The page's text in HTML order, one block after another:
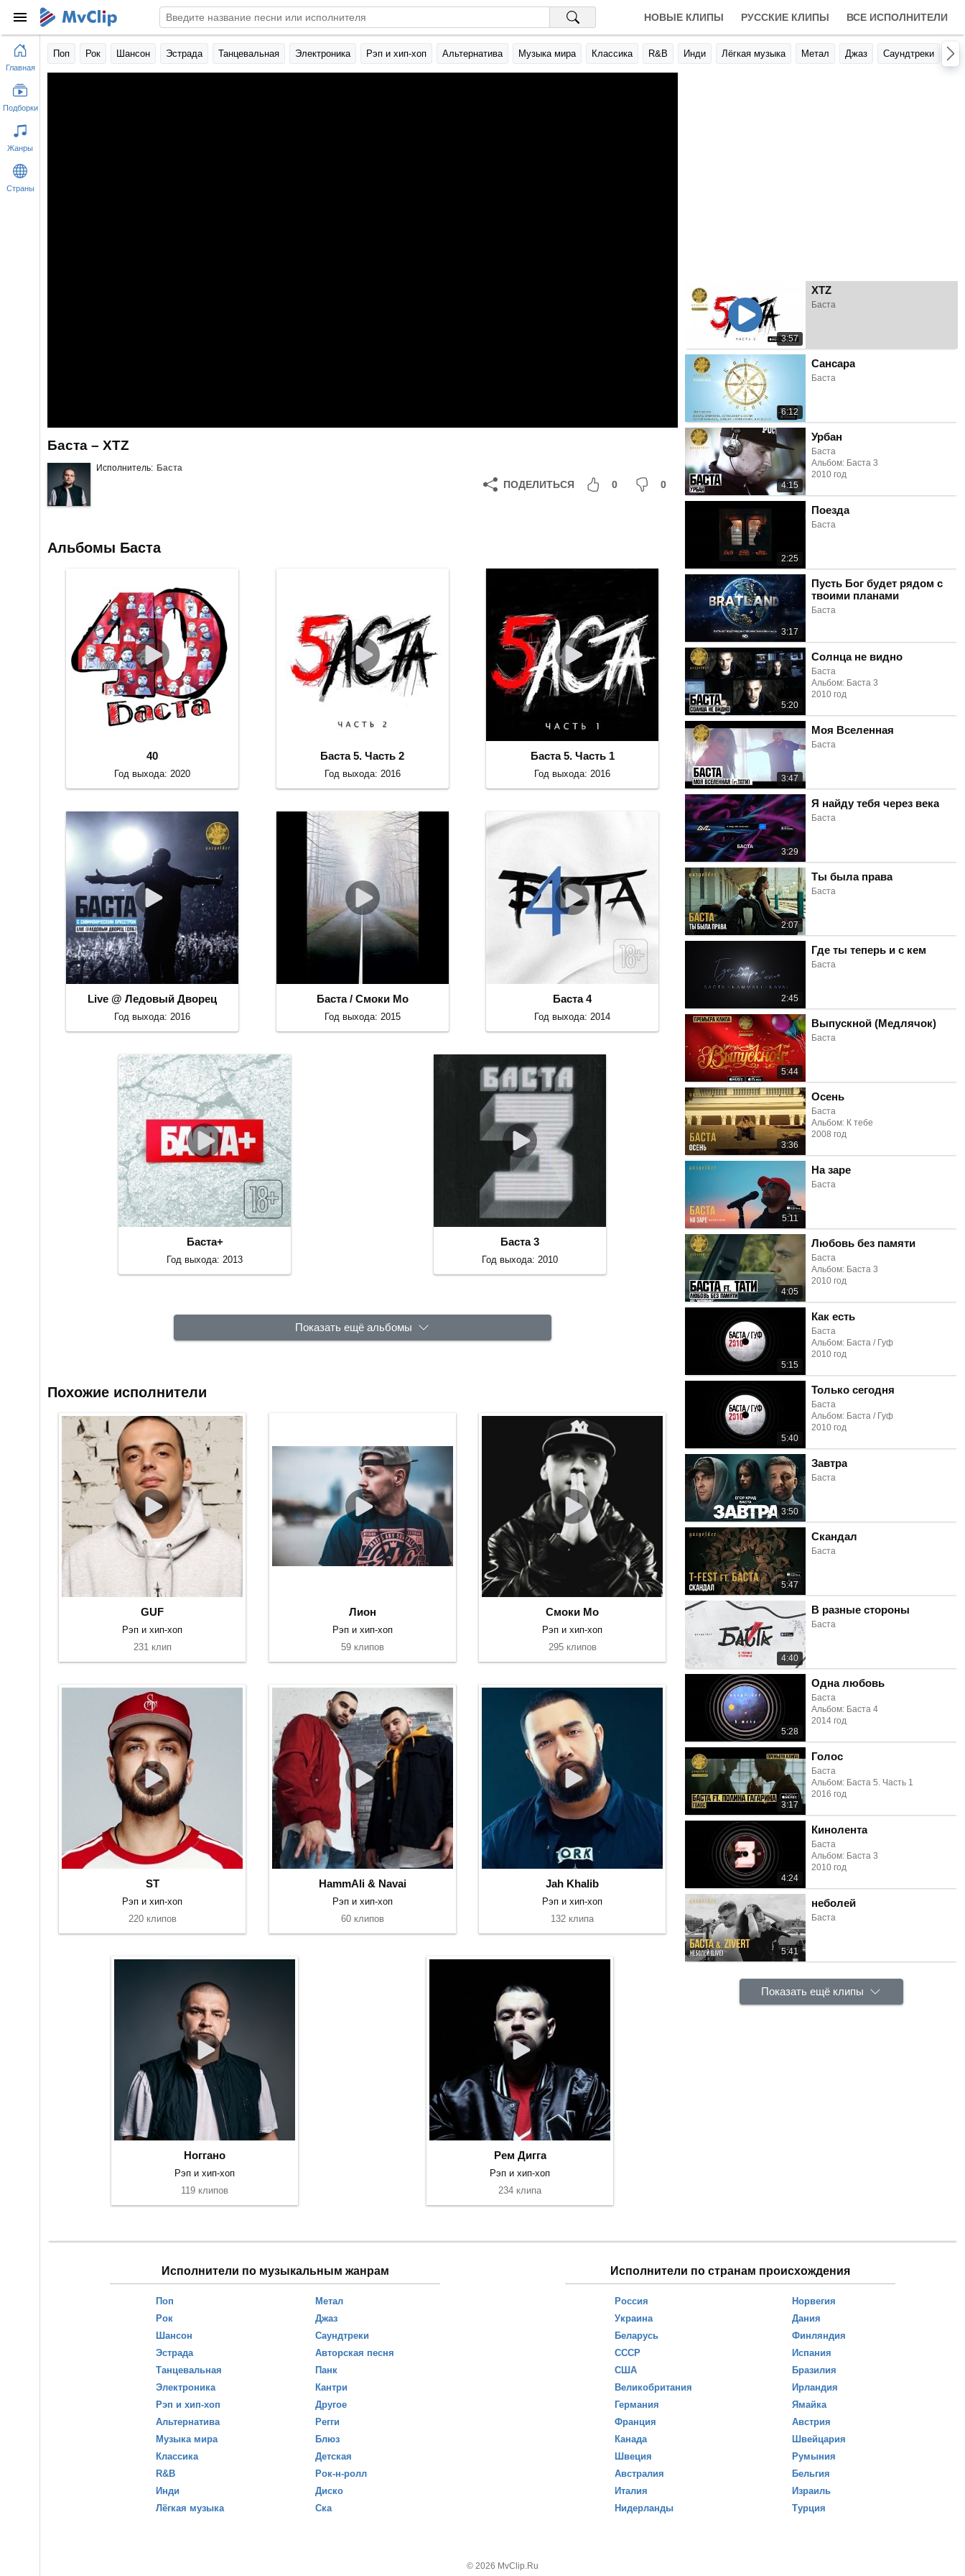
НОВЫЕ КЛИПЫ РУССКИЕ КЛИПЫ ВСЕ ИСПОЛНИТЕЛИ
Поп Рок Шансон Эстрада Танцевальная Электроника Рэп и хип-хоп Альтернатива Музыка мира Классика R&B Инди Лёгкая музыка Метал Джаз Саундтреки
Баста – XTZ
Исполнитель: Баста
ПОДЕЛИТЬСЯ 0 0
3:57
XTZ
Баста
6:12
Сансара
Баста
4:15
Урбан
Баста
Альбом: Баста 3
2010 год
2:25
Поезда
Баста
3:17
Пусть Бог будет рядом с
твоими планами
Баста
5:20
Солнца не видно
Баста
Альбом: Баста 3
2010 год
3:47
Моя Вселенная
Баста
3:29
Я найду тебя через века
Баста
2:07
Ты была права
Баста
2:45
Где ты теперь и с кем
Баста
5:44
Выпускной (Медлячок)
Баста
3:36
Осень
Баста
Альбом: К тебе
2008 год
5:11
На заре
Баста
4:05
Любовь без памяти
Баста
Альбом: Баста 3
2010 год
5:15
Как есть
Баста
Альбом: Баста / Гуф
2010 год
5:40
Только сегодня
Баста
Альбом: Баста / Гуф
2010 год
3:50
Завтра
Баста
5:47
Скандал
Баста
4:40
В разные стороны
Баста
5:28
Одна любовь
Баста
Альбом: Баста 4
2014 год
3:17
Голос
Баста
Альбом: Баста 5. Часть 1
2016 год
4:24
Кинолента
Баста
Альбом: Баста 3
2010 год
5:41
неболей
Баста
Показать ещё клипы
Альбомы Баста
40
Год выхода: 2020
Баста 5. Часть 2
Год выхода: 2016
Баста 5. Часть 1
Год выхода: 2016
Live @ Ледовый Дворец
Год выхода: 2016
Баста / Смоки Мо
Год выхода: 2015
Баста 4
Год выхода: 2014
Баста+
Год выхода: 2013
Баста 3
Год выхода: 2010
Показать ещё альбомы
Похожие исполнители
GUF
Рэп и хип-хоп
231 клип
Лион
Рэп и хип-хоп
59 клипов
Смоки Мо
Рэп и хип-хоп
295 клипов
ST
Рэп и хип-хоп
220 клипов
HammAli & Navai
Рэп и хип-хоп
60 клипов
Jah Khalib
Рэп и хип-хоп
132 клипа
Ноггано
Рэп и хип-хоп
119 клипов
Рем Дигга
Рэп и хип-хоп
234 клипа
Исполнители по музыкальным жанрам
Поп
Рок
Шансон
Эстрада
Танцевальная
Электроника
Рэп и хип-хоп
Альтернатива
Музыка мира
Классика
R&B
Инди
Лёгкая музыка
Метал
Джаз
Саундтреки
Авторская песня
Панк
Кантри
Другое
Регги
Блюз
Детская
Рок-н-ролл
Диско
Ска
Исполнители по странам происхождения
Россия
Украина
Беларусь
СССР
США
Великобритания
Германия
Франция
Канада
Швеция
Австралия
Италия
Нидерланды
Норвегия
Дания
Финляндия
Испания
Бразилия
Ирландия
Ямайка
Австрия
Швейцария
Румыния
Бельгия
Израиль
Турция
© 2026 MvClip.Ru
Главная
Подборки
Жанры
Страны